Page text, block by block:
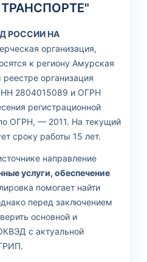
РОССИИ НА
организация,
к региону Амурская
организация
2804015089 и ОГРН
регистрационной
ОГРН, — 2011. На текущий
сроку работы 15 лет.
направление
услуги, обеспечение
помогает найти
перед заключением
основной и
с актуальной